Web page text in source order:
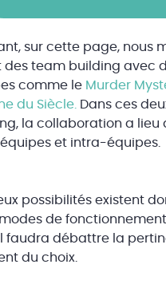
sur cette page, nous
des team building avec
comme le Murder
du Siècle.Dans ces
la collaboration a lieu
et intra-équipes.
possibilités existent
de
faudra débattre la
du choix.